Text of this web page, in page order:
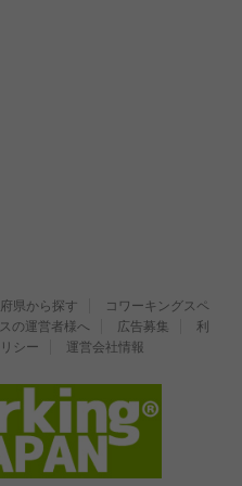
県から探す
コワーキングスペ
の運営者様へ 広告募集
利
シー 運営会社情報